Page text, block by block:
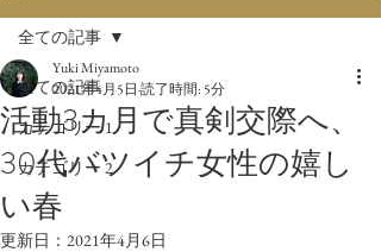
全ての記事
カテゴリー 1
カテゴリー 2
全ての記事
活動3カ月で真剣交際へ、
30代バツイチ女性の嬉し
い春
Yuki Miyamoto
2021年4月5日 読了時間: 5分
更新日： 2021年4月6日